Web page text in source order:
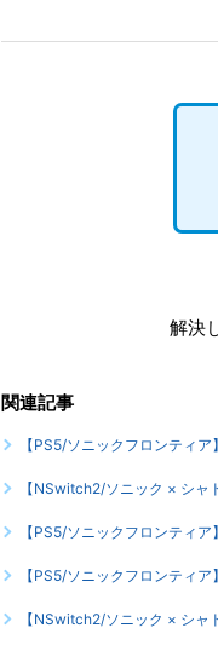
解決
関連記事
【PS5/ソニックフロンティ
【NSwitch2/ソニック × シャ
【PS5/ソニックフロンティ
【PS5/ソニックフロンティ
【NSwitch2/ソニック × シ